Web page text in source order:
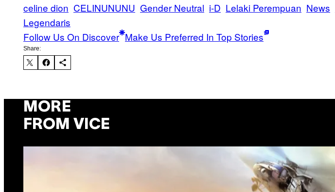
celine dion CELINUNUNU Gender Neutral i-D Lelaki Perempuan News
Legendaris
Follow Us On Discover Make Us Preferred In Top Stories
Share:
MORE
FROM VICE